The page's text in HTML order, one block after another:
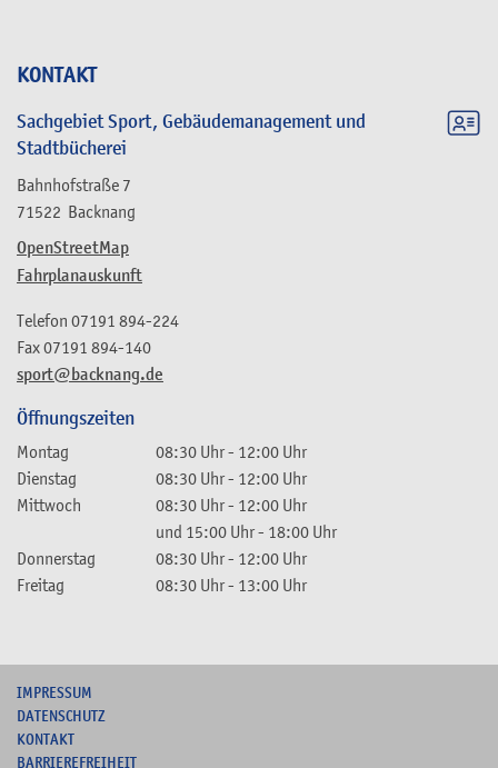
KONTAKT
Sachgebiet Sport, Gebäudemanagement und
Stadtbücherei
Bahnhofstraße 7
71522 Backnang
OpenStreetMap
Fahrplanauskunft
sport@backnang.de
Telefon 07191 894-224
Fax07191 894-140
Öffnungszeiten
Montag 08:30 Uhr- 12:00 Uhr
Dienstag
08:30 Uhr- 12:00 Uhr
Mittwoch
08:30 Uhr- 12:00 Uhr
und 15:00 Uhr- 18:00 Uhr
Donnerstag
08:30 Uhr- 12:00 Uhr
Freitag
08:30 Uhr- 13:00 Uhr
IMPRESSUM
DATENSCHUTZ
KONTAKT
BARRIEREFREIHEIT